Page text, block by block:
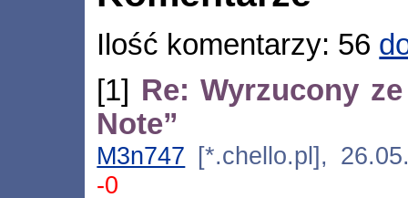
Ilość komentarzy: 56
[1] Re: Wyrzucony
Note”
M3n747 [*.chello.pl],
-0